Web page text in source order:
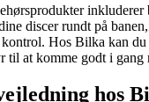
discer rundt på
Hos Bilka kan
til at komme godt i gang
hos